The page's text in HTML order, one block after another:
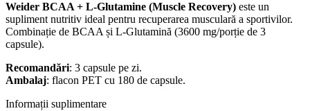
Weider BCAA + L-Glutamine (Muscle Recovery) este un
supliment nutritiv ideal pentru recuperarea musculară a sportivilor.
Combinație de BCAA și L-Glutamină (3600 mg/porție de 3
capsule).
Recomandări: 3 capsule pe zi.
Ambalaj: flacon PET cu 180 de capsule.
Informații suplimentare